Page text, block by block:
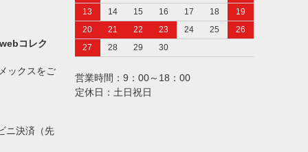
コレク
ックスをご
ニ決済（先
13
14 15 16 17 18
19
20
21 22 23 24 25
26
27
28 29 30
営業時間：9：00～18：00
定休日：土日祝日